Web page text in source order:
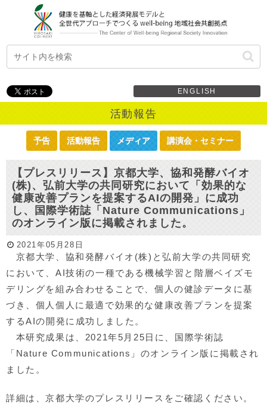
ENGLISH
活動報告
予告 活動報告 メディア 講演会・セミナー
【プレスリリース】京都大学、協和発酵バイオ
(株)、弘前大学の共同研究において「効果的な
健康改善プランを提案するAIの開発」に成功
し、国際学術誌「Nature Communications」
のオンライン版に掲載されました。
2021年05月28日
京都大学、協和発酵バイオ(株)と弘前大学の共同研究
において、AI技術の一種である機械学習と階層ベイズモ
デリングを組み合わせることで、個人の健診データに基
づき、個人個人に最適で効果的な健康改善プランを提案
するAIの開発に成功しました。
本研究成果は、2021年5月25日に、国際学術誌
「Nature Communications」のオンライン版に掲載され
ました。
詳細は、京都大学のプレスリリースをご確認ください。